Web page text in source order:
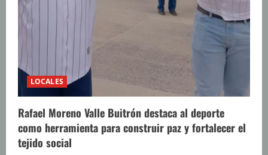
LOCALES
Rafael Moreno Valle Buitrón destaca al deporte
como herramienta para construir paz y fortalecer el
tejido social